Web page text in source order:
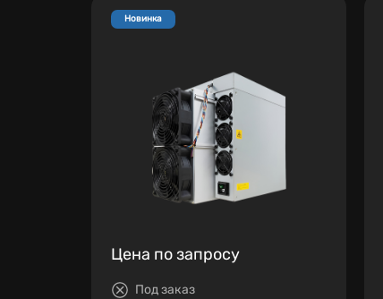
Новинка
Цена по запросу
Под заказ